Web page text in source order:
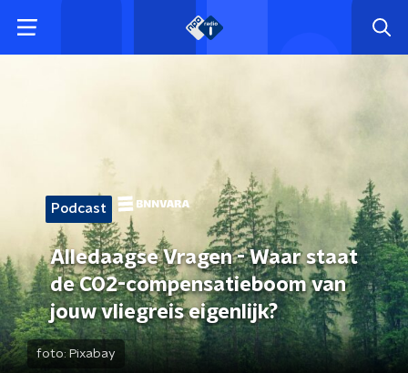
Podcast
Alledaagse Vragen - Waar staat
de CO2-compensatieboom van
jouw vliegreis eigenlijk?
foto: Pixabay